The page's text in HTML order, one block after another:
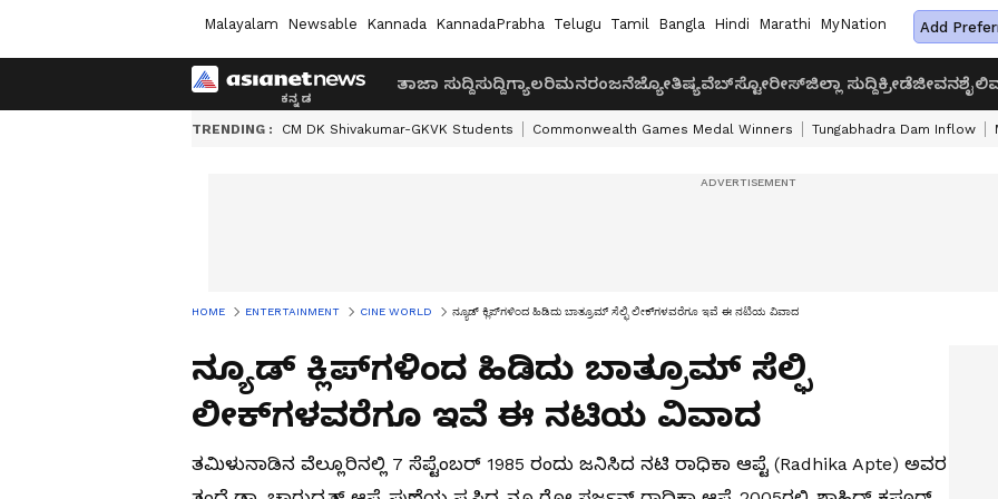
Malayalam Newsable Kannada KannadaPrabha Telugu Tamil Bangla Hindi Marathi MyNation Add
ತಾಜಾ ಸುದ್ದಿಸುದ್ದಿಗ್ಯಾಲರಿಮನರಂಜನೆಜ್ಯೋತಿಷ್ಯವೆಬ್‌ಸ್ಟೋರೀಸ್ಜಿಲ್ಲಾ ಸುದ್ದಿಕ್ರೀಡೆಜೀವನಶೈಲಿ
TRENDING : CM DK Shivakumar-GKVK Students Commonwealth Games Medal Winners Tungabhadra Dam Inflow
HOME ENTERTAINMENT CINE WORLD ನ್ಯೂಡ್ ಕ್ಲಿಪ್‌ಗಳಿಂದ ಹಿಡಿದು ಬಾತ್ರೂಮ್ ಸೆಲ್ಫಿ ಲೀಕ್‌ಗಳವರೆಗೂ ಇವೆ ಈ ನಟಿಯ ವಿವಾದ
ನ್ಯೂಡ್ ಕ್ಲಿಪ್‌ಗಳಿಂದ ಹಿಡಿದು ಬಾತ್ರೂಮ್ ಸೆಲ್ಫಿ
ಲೀಕ್‌ಗಳವರೆಗೂ ಇವೆ ಈ ನಟಿಯ ವಿವಾದ
ತಮಿಳುನಾಡಿನ ವೆಲ್ಲೂರಿನಲ್ಲಿ 7 ಸೆಪ್ಟೆಂಬರ್ 1985 ರಂದು ಜನಿಸಿದ ನಟಿ ರಾಧಿಕಾ ಆಪ್ಟೆ (Radhika Apte) ಅವರ